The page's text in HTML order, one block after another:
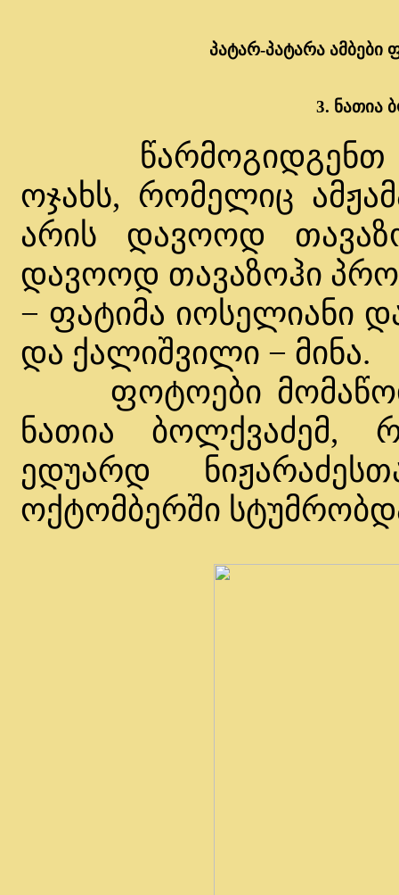
პატარ-პატარა
3. ნათია
წარმოგიდგენთ
ოჯახს, რომელიც
არის დავოოდ
დავოოდ თავაზოჰი
− ფატიმა იოსელიანი
და ქალიშვილი − მინა.
ფოტოები მომაწოდა
ნათია ბოლქვაძემ,
ედუარდ
ოქტომბერში